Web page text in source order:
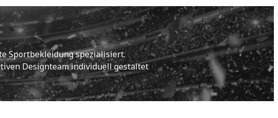
Sportbekleidung spezialisiert.
Designteam individuell gestaltet